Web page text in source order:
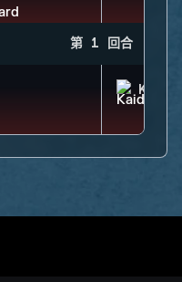
第 1 回合
KAID